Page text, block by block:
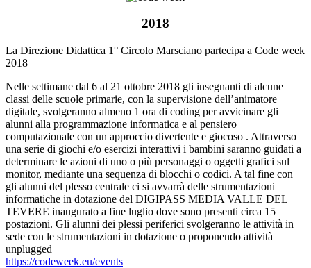
2018
La Direzione Didattica 1° Circolo Marsciano partecipa a Code week
2018
Nelle settimane dal 6 al 21 ottobre 2018 gli insegnanti di alcune
classi delle scuole primarie, con la supervisione dell’animatore
digitale, svolgeranno almeno 1 ora di coding per avvicinare gli
alunni alla programmazione informatica e al pensiero
computazionale con un approccio divertente e giocoso . Attraverso
una serie di giochi e/o esercizi interattivi i bambini saranno guidati a
determinare le azioni di uno o più personaggi o oggetti grafici sul
monitor, mediante una sequenza di blocchi o codici. A tal fine con
gli alunni del plesso centrale ci si avvarrà delle strumentazioni
informatiche in dotazione del DIGIPASS MEDIA VALLE DEL
TEVERE inaugurato a fine luglio dove sono presenti circa 15
postazioni. Gli alunni dei plessi periferici svolgeranno le attività in
sede con le strumentazioni in dotazione o proponendo attività
unplugged
https://codeweek.eu/events